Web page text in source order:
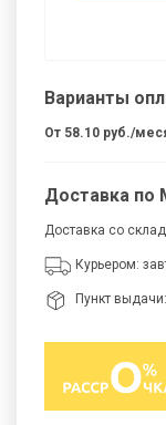
Варианты
От 58.10 руб./
Доставка по
Доставка со
Курьером:
Пункт